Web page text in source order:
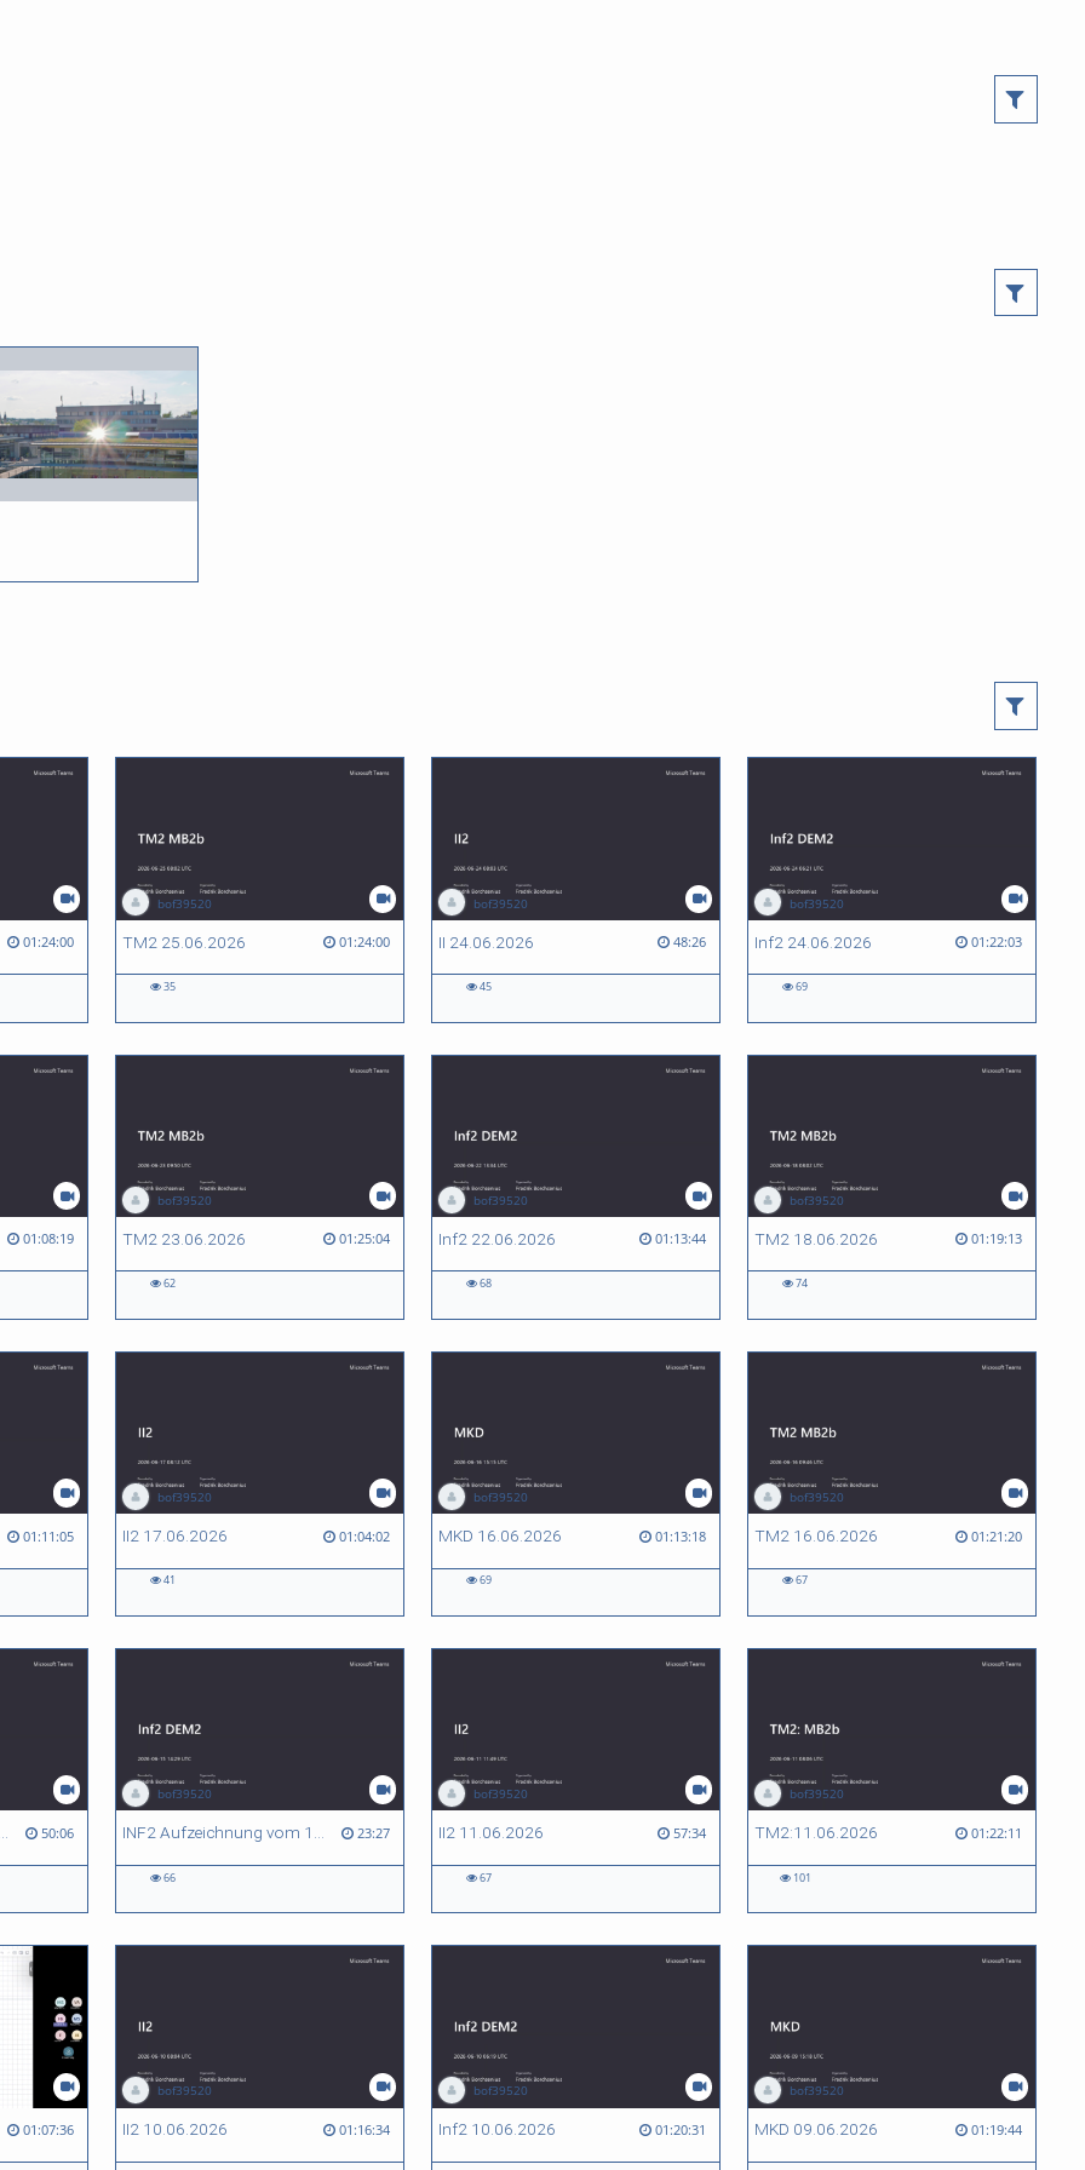
01:24:00
bof39520
TM2 25.06.2026 01:24:00
35
bof39520
II 24.06.2026 48:26
45
bof39520
Inf2 24.06.2026 01:22:03
69
01:08:19
bof39520
TM2 23.06.2026 01:25:04
62
bof39520
Inf2 22.06.2026 01:13:44
68
bof39520
TM2 18.06.2026 01:19:13
74
01:11:05
bof39520
II2 17.06.2026 01:04:02
41
bof39520
MKD 16.06.2026 01:13:18
69
bof39520
TM2 16.06.2026 01:21:20
67
50:06
bof39520
23:27
66
bof39520
II2 11.06.2026 57:34
67
bof39520
TM2:11.06.2026 01:22:11
101
01:07:36
bof39520
II2 10.06.2026 01:16:34
bof39520
Inf2 10.06.2026 01:20:31
bof39520
MKD 09.06.2026 01:19:44